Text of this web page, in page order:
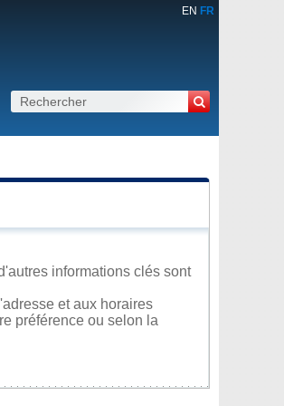
EN FR
informations clés sont
et aux horaires
préférence ou selon la